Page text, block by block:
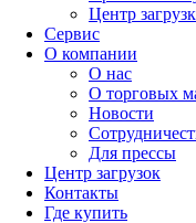
Центр
Сервис
О компании
О нас
О торговых
Новости
Для прессы
Центр загрузок
Контакты
Где купить